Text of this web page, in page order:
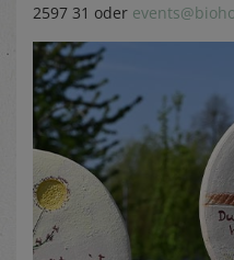
2597 31 oder